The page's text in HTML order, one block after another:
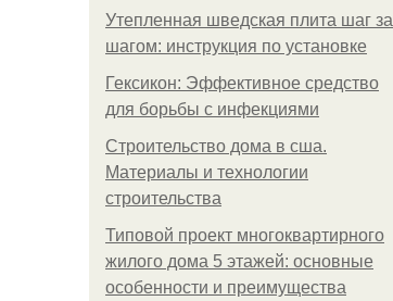
Утепленная шведская плита шаг за
шагом: инструкция по установке
Гексикон: Эффективное средство
для борьбы с инфекциями
Строительство дома в сша.
Материалы и технологии
строительства
Типовой проект многоквартирного
жилого дома 5 этажей: основные
особенности и преимущества